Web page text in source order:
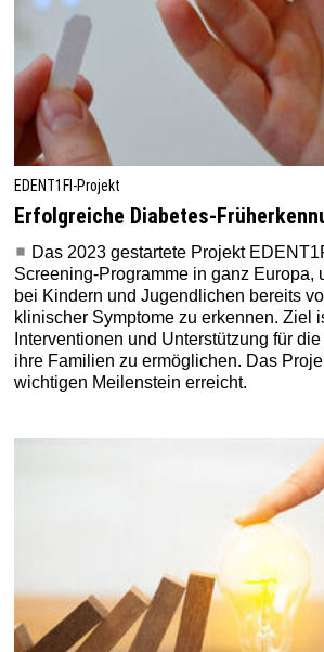
EDENT1FI-Projekt
Erfolgreiche Diabetes-
Das 2023 gestartete Projekt
Screening-Programme in ganz Europa,
bei Kindern und Jugendlichen bereits
klinischer Symptome zu erkennen. Ziel
Interventionen und Unterstützung für
ihre Familien zu ermöglichen. Das
wichtigen Meilenstein erreicht.